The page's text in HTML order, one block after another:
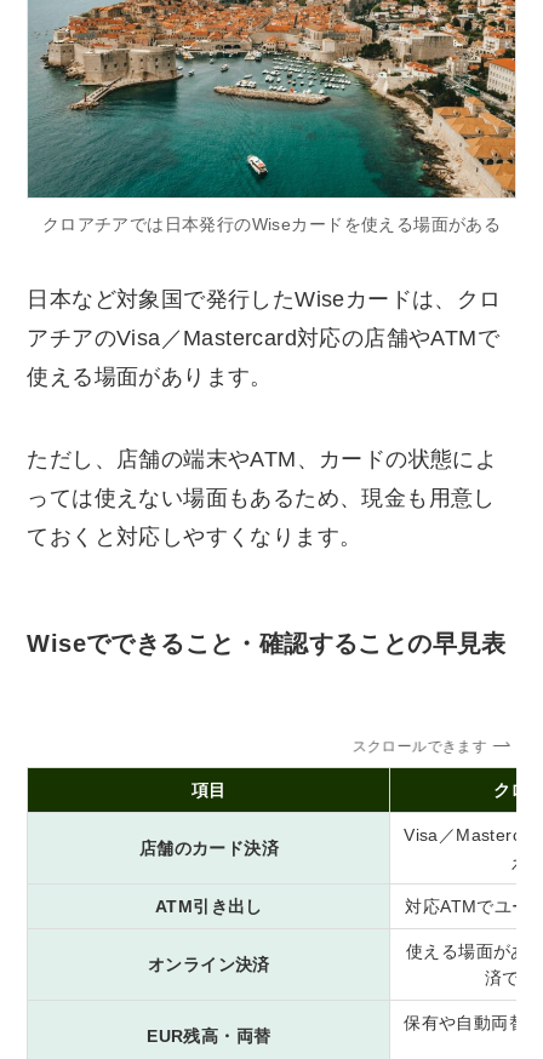
クロアチアでは日本発行のWiseカードを使える場面がある
日本など対象国で発行したWiseカードは、クロ
アチアのVisa／Mastercard対応の店舗やATMで
使える場面があります。
ただし、店舗の端末やATM、カードの状態によ
っては使えない場面もあるため、現金も用意し
ておくと対応しやすくなります。
Wiseでできること・確認することの早見表
スクロールできます
項目 クロ
店舗のカード決済
Visa／
え
ATM引き出し 対応ATMでユー
オンライン決済
使える場面があ
済でき
EUR残高・両替
保有や自動両替